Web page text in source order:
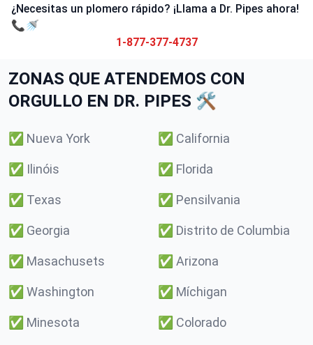
¿Necesitas un plomero rápido? ¡Llama a Dr. Pipes ahora!
📞🚿
1-877-377-4737
ZONAS QUE ATENDEMOS CON
ORGULLO EN DR. PIPES 🛠️
✅ Nueva York ✅ California
✅ Ilinóis ✅ Florida
✅ Texas ✅ Pensilvania
✅ Georgia ✅ Distrito de Columbia
✅ Masachusets ✅ Arizona
✅ Washington ✅ Míchigan
✅ Minesota ✅ Colorado